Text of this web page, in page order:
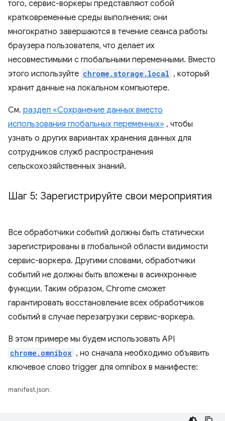
того, сервис-воркеры представляют собой
кратковременные среды выполнения; они
многократно завершаются в течение сеанса работы
браузера пользователя, что делает их
несовместимыми с глобальными переменными. Вместо
этого используйте chrome.storage.local , который
хранит данные на локальном компьютере.
См. раздел «Сохранение данных вместо
использования глобальных переменных» , чтобы
узнать о других вариантах хранения данных для
сотрудников служб распространения
сельскохозяйственных знаний.
Шаг 5: Зарегистрируйте свои мероприятия
Все обработчики событий должны быть статически
зарегистрированы в глобальной области видимости
сервис-воркера. Другими словами, обработчики
событий не должны быть вложены в асинхронные
функции. Таким образом, Chrome сможет
гарантировать восстановление всех обработчиков
событий в случае перезагрузки сервис-воркера.
В этом примере мы будем использовать API
chrome.omnibox , но сначала необходимо объявить
ключевое слово trigger для omnibox в манифесте:
manifest.json: